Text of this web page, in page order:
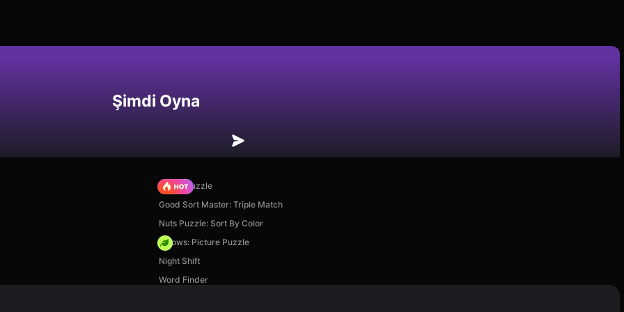
Şimdi Oyna
Arrow Puzzle
Good Sort Master: Triple Match
Nuts Puzzle: Sort By Color
Arrows: Picture Puzzle
Night Shift
Word Finder